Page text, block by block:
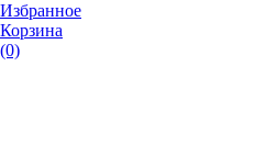
Избранное
Корзина
(0)